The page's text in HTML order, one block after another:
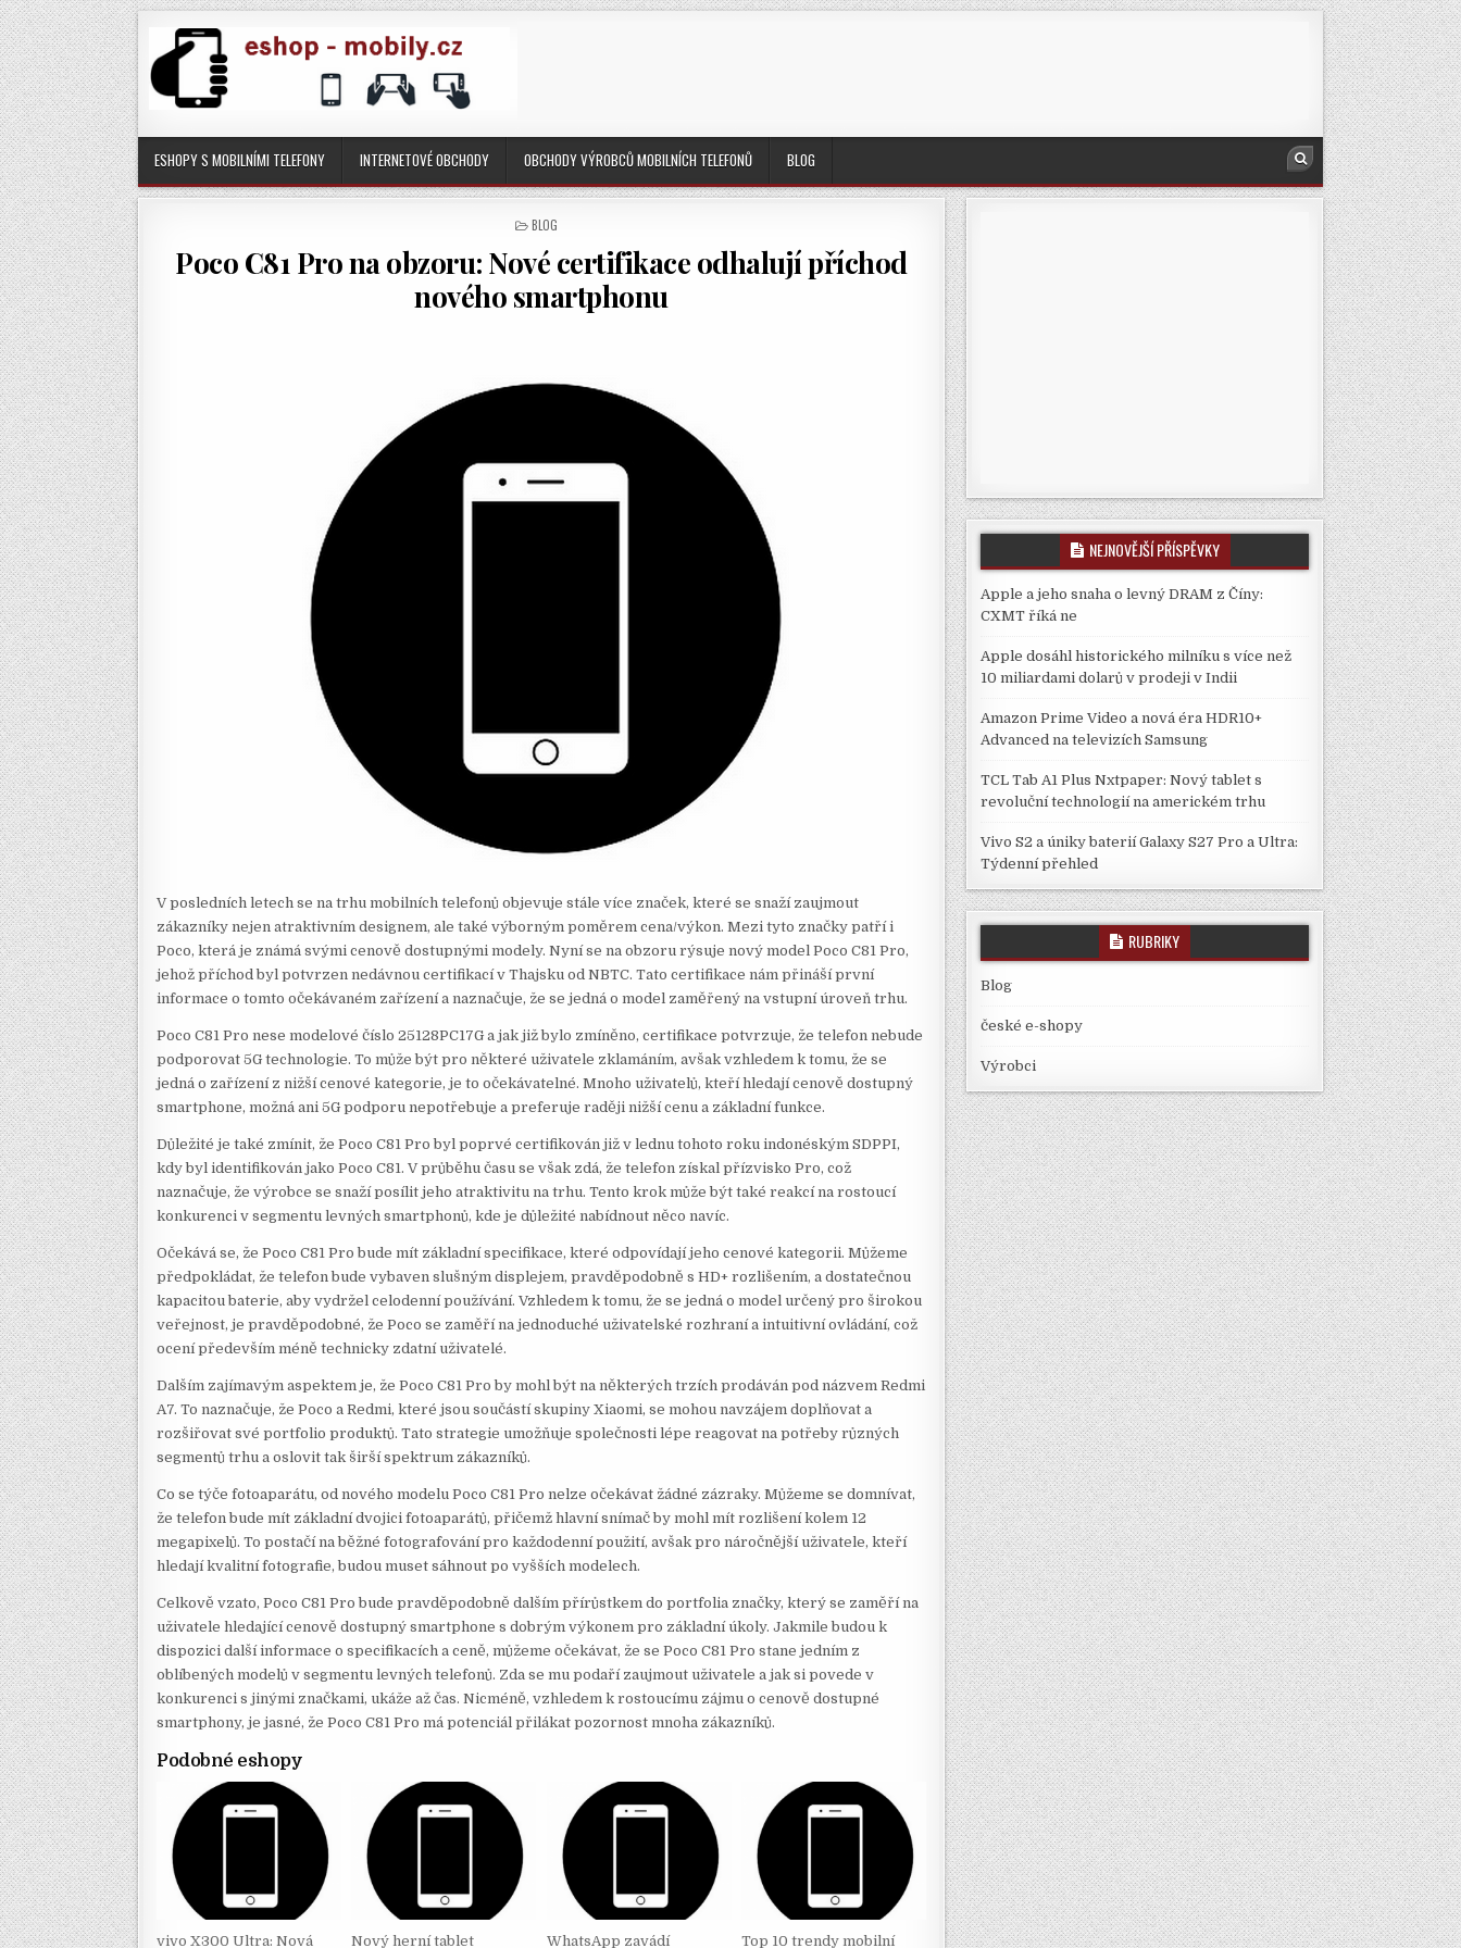
ESHOPY S MOBILNÍMI TELEFONY INTERNETOVÉ OBCHODY OBCHODY VÝROBCŮ MOBILNÍCH TELEFONŮ BLOG
POSTED
BLOG
Poco C81 Pro na obzoru: Nové certifikace odhalují příchod
nového smartphonu
V posledních letech se na trhu mobilních telefonů objevuje stále více značek, které se snaží zaujmout
zákazníky nejen atraktivním designem, ale také výborným poměrem cena/výkon. Mezi tyto značky patří i
Poco, která je známá svými cenově dostupnými modely. Nyní se na obzoru rýsuje nový model Poco C81 Pro,
jehož příchod byl potvrzen nedávnou certifikací v Thajsku od NBTC. Tato certifikace nám přináší první
informace o tomto očekávaném zařízení a naznačuje, že se jedná o model zaměřený na vstupní úroveň trhu.
Poco C81 Pro nese modelové číslo 25128PC17G a jak již bylo zmíněno, certifikace potvrzuje, že telefon nebude
podporovat 5G technologie. To může být pro některé uživatele zklamáním, avšak vzhledem k tomu, že se
jedná o zařízení z nižší cenové kategorie, je to očekávatelné. Mnoho uživatelů, kteří hledají cenově dostupný
smartphone, možná ani 5G podporu nepotřebuje a preferuje raději nižší cenu a základní funkce.
Důležité je také zmínit, že Poco C81 Pro byl poprvé certifikován již v lednu tohoto roku indonéským SDPPI,
kdy byl identifikován jako Poco C81. V průběhu času se však zdá, že telefon získal přízvisko Pro, což
naznačuje, že výrobce se snaží posílit jeho atraktivitu na trhu. Tento krok může být také reakcí na rostoucí
konkurenci v segmentu levných smartphonů, kde je důležité nabídnout něco navíc.
Očekává se, že Poco C81 Pro bude mít základní specifikace, které odpovídají jeho cenové kategorii. Můžeme
předpokládat, že telefon bude vybaven slušným displejem, pravděpodobně s HD+ rozlišením, a dostatečnou
kapacitou baterie, aby vydržel celodenní používání. Vzhledem k tomu, že se jedná o model určený pro širokou
veřejnost, je pravděpodobné, že Poco se zaměří na jednoduché uživatelské rozhraní a intuitivní ovládání, což
ocení především méně technicky zdatní uživatelé.
Dalším zajímavým aspektem je, že Poco C81 Pro by mohl být na některých trzích prodáván pod názvem Redmi
A7. To naznačuje, že Poco a Redmi, které jsou součástí skupiny Xiaomi, se mohou navzájem doplňovat a
rozšiřovat své portfolio produktů. Tato strategie umožňuje společnosti lépe reagovat na potřeby různých
segmentů trhu a oslovit tak širší spektrum zákazníků.
Co se týče fotoaparátu, od nového modelu Poco C81 Pro nelze očekávat žádné zázraky. Můžeme se domnívat,
že telefon bude mít základní dvojici fotoaparátů, přičemž hlavní snímač by mohl mít rozlišení kolem 12
megapixelů. To postačí na běžné fotografování pro každodenní použití, avšak pro náročnější uživatele, kteří
hledají kvalitní fotografie, budou muset sáhnout po vyšších modelech.
Celkově vzato, Poco C81 Pro bude pravděpodobně dalším přírůstkem do portfolia značky, který se zaměří na
uživatele hledající cenově dostupný smartphone s dobrým výkonem pro základní úkoly. Jakmile budou k
dispozici další informace o specifikacích a ceně, můžeme očekávat, že se Poco C81 Pro stane jedním z
oblíbených modelů v segmentu levných telefonů. Zda se mu podaří zaujmout uživatele a jak si povede v
konkurenci s jinými značkami, ukáže až čas. Nicméně, vzhledem k rostoucímu zájmu o cenově dostupné
smartphony, je jasné, že Poco C81 Pro má potenciál přilákat pozornost mnoha zákazníků.
Podobné eshopy
vivo X300 Ultra: Nová Nový herní tablet WhatsApp zavádí Top 10 trendy mobilní
NEJNOVĚJŠÍ PŘÍSPĚVKY
Apple a jeho snaha o levný DRAM z Číny:
CXMT říká ne
Apple dosáhl historického milníku s více než
10 miliardami dolarů v prodeji v Indii
Amazon Prime Video a nová éra HDR10+
Advanced na televizích Samsung
TCL Tab A1 Plus Nxtpaper: Nový tablet s
revoluční technologií na americkém trhu
Vivo S2 a úniky baterií Galaxy S27 Pro a Ultra:
Týdenní přehled
RUBRIKY
Blog
české e-shopy
Výrobci